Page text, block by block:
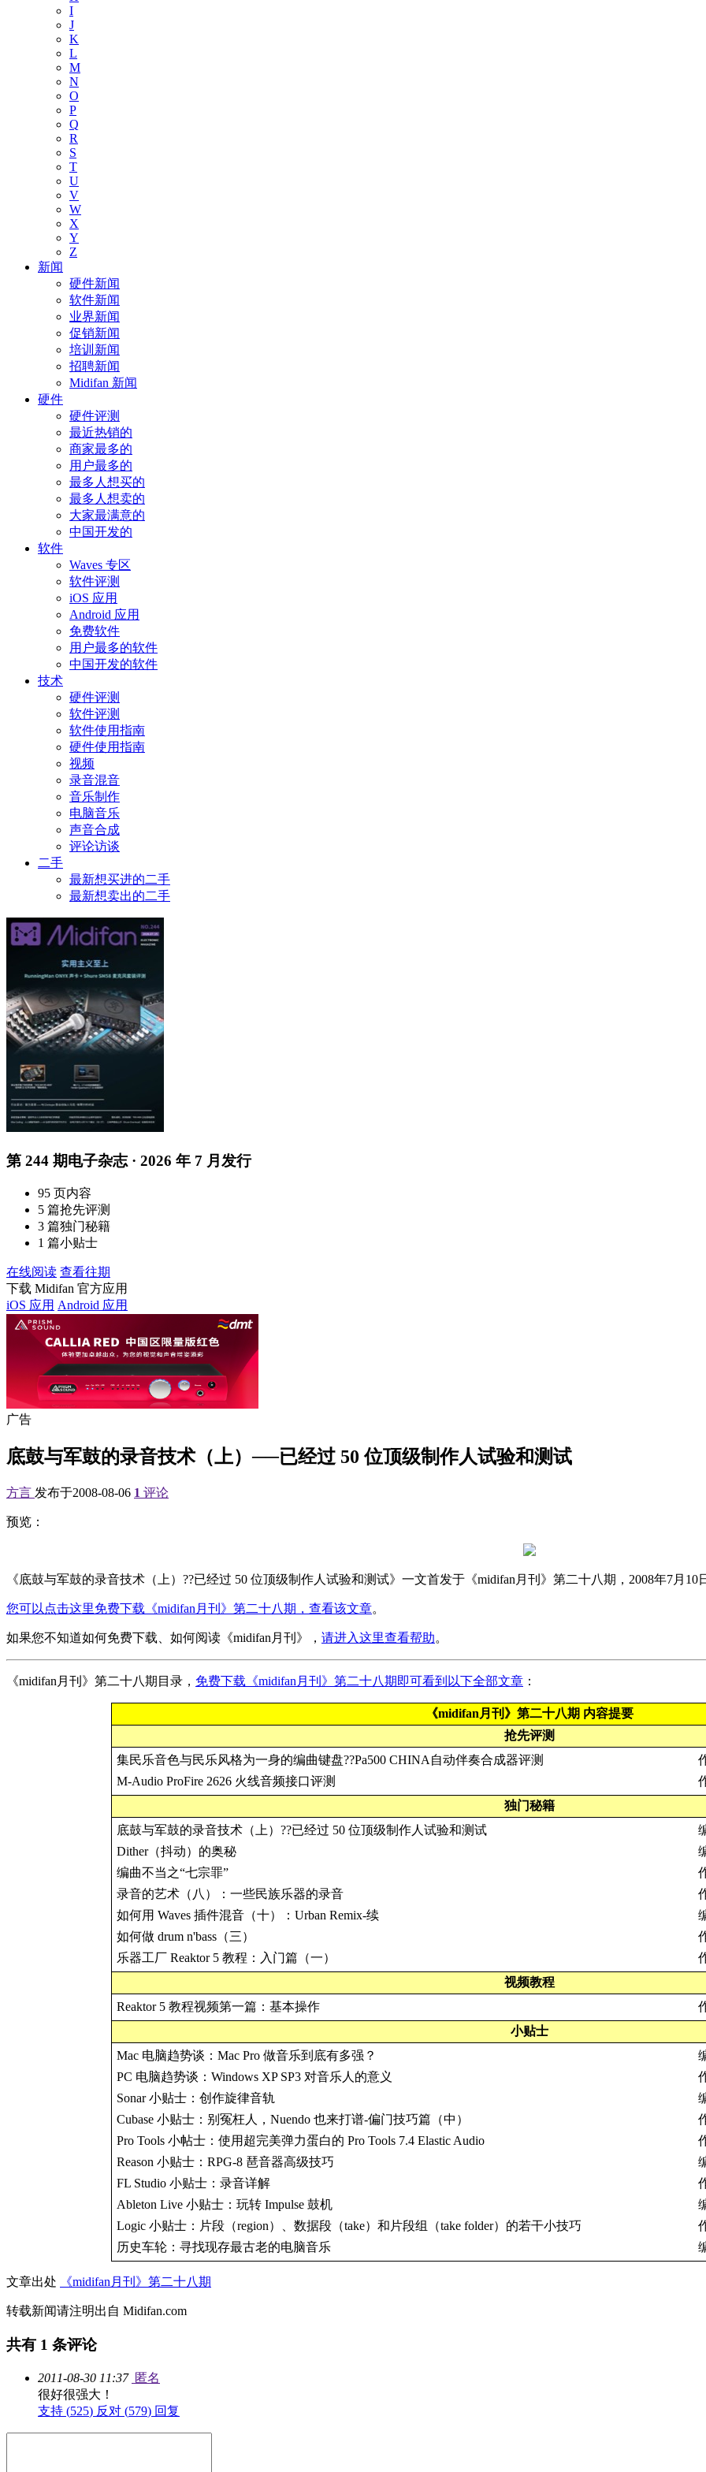
I
J
K
L
M
N
O
P
Q
R
S
T
U
V
W
X
Y
Z
新闻
硬件新闻
软件新闻
业界新闻
促销新闻
培训新闻
招聘新闻
Midifan 新闻
硬件
硬件评测
最近热销的
商家最多的
用户最多的
最多人想买的
最多人想卖的
大家最满意的
中国开发的
软件
Waves 专区
软件评测
iOS 应用
Android 应用
免费软件
用户最多的软件
中国开发的软件
技术
硬件评测
软件评测
软件使用指南
硬件使用指南
视频
录音混音
音乐制作
电脑音乐
声音合成
评论访谈
二手
最新想买进的二手
最新想卖出的二手
第 244 期电子杂志 · 2026 年 7 月发行
95 页内容
5 篇抢先评测
3 篇独门秘籍
1 篇小贴士
在线阅读 查看往期
下载 Midifan 官方应用
iOS 应用 Android 应用
广告
底鼓与军鼓的录音技术（上）──已经过 50 位顶级制作人试验和测试
方言 发布于2008-08-06 1 评论
预览：
《底鼓与军鼓的录音技术（上）??已经过 50 位顶级制作人试验和测试》一文首发于《midifan月刊》第二十八期，2008年7月10
您可以点击这里免费下载《midifan月刊》第二十八期，查看该文章。
如果您不知道如何免费下载、如何阅读《midifan月刊》， 请进入这里查看帮助。
《midifan月刊》第二十八期目录， 免费下载《midifan月刊》第二十八期即可看到以下全部文章 ：
《midifan月刊》第二十八期 内容提要
抢先评测
集民乐音色与民乐风格为一身的编曲键盘??Pa500 CHINA自动伴奏合成器评测
M-Audio ProFire 2626 火线音频接口评测
独门秘籍
底鼓与军鼓的录音技术（上）??已经过 50 位顶级制作人试验和测试
Dither（抖动）的奥秘
编曲不当之“七宗罪”
录音的艺术（八）：一些民族乐器的录音
如何用 Waves 插件混音（十）：Urban Remix-续
如何做 drum n'bass（三）
乐器工厂 Reaktor 5 教程：入门篇（一）
视频教程
Reaktor 5 教程视频第一篇：基本操作
小贴士
Mac 电脑趋势谈：Mac Pro 做音乐到底有多强？
PC 电脑趋势谈：Windows XP SP3 对音乐人的意义
Sonar 小贴士：创作旋律音轨
Cubase 小贴士：别冤枉人，Nuendo 也来打谱-偏门技巧篇（中）
Pro Tools 小帖士：使用超完美弹力蛋白的 Pro Tools 7.4 Elastic Audio
Reason 小贴士：RPG-8 琶音器高级技巧
FL Studio 小贴士：录音详解
Ableton Live 小贴士：玩转 Impulse 鼓机
Logic 小贴士：片段（region）、数据段（take）和片段组（take folder）的若干小技巧
历史车轮：寻找现存最古老的电脑音乐
文章出处 《midifan月刊》第二十八期
转载新闻请注明出自 Midifan.com
共有 1 条评论
2011-08-30 11:37 匿名
很好很强大！
支持 (525) 反对 (579) 回复